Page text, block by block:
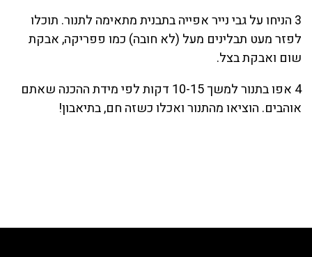
3 הניחו על גבי נייר אפייה בתבנית מתאימה לתנור. תוכלו
לפזר מעט תבלינים מעל (לא חובה) כמו פפריקה, אבקת
שום ואבקת בצל.
4 אפו בתנור למשך 10-15 דקות לפי מידת ההכנה שאתם
אוהבים. הוציאו מהתנור ואכלו כשזה חם, בתיאבון!